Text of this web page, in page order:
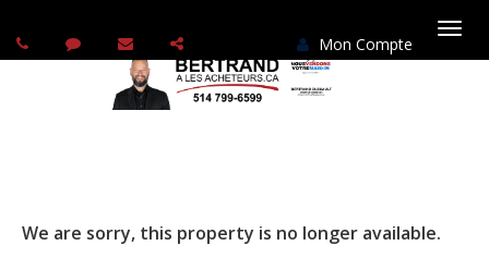
Mon Compte
We are sorry, this property is no longer available.